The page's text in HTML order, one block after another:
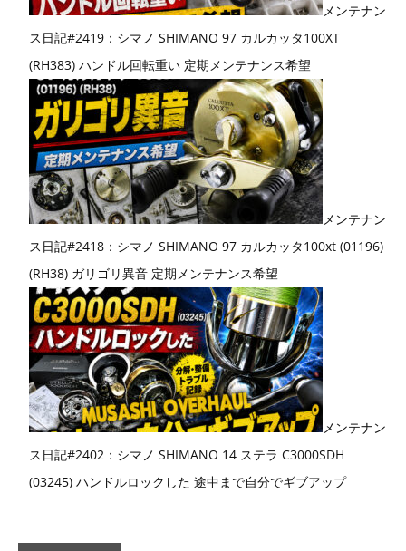
メンテナン
ス日記#2419：シマノ SHIMANO 97 カルカッタ100XT
(RH383) ハンドル回転重い 定期メンテナンス希望
メンテナン
ス日記#2418：シマノ SHIMANO 97 カルカッタ100xt (01196)
(RH38) ガリゴリ異音 定期メンテナンス希望
メンテナン
ス日記#2402：シマノ SHIMANO 14 ステラ C3000SDH
(03245) ハンドルロックした 途中まで自分でギブアップ